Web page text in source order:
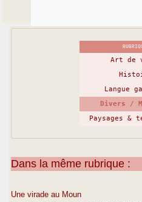
Art de
Langue
Divers /
Paysages
Dans la même rubrique :
Une virade au Moun